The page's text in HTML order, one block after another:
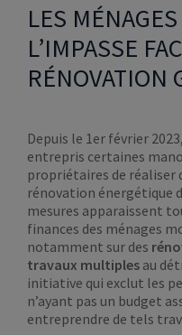
LES
L’IMPASSE
RÉNOVATION
Depuis le 1er février
entrepris certaines
propriétaires de réaliser
rénovation énergétique
mesures apparaissent
finances des ménages
notamment sur des
travaux multiples au
initiative qui exclut les
n’ayant pas un budget
entreprendre de tels